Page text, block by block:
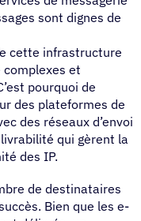
sont dignes de
cette infrastructure
et
pourquoi de
des plateformes de
des réseaux d’envoi
qui gèrent la
des IP.
de destinataires
Bien que les e-